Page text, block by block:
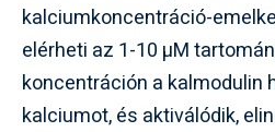
kalciumkoncentráció-
elérheti az 1-10 µM
koncentráción a kalmodulin
kalciumot, és aktiválódik,